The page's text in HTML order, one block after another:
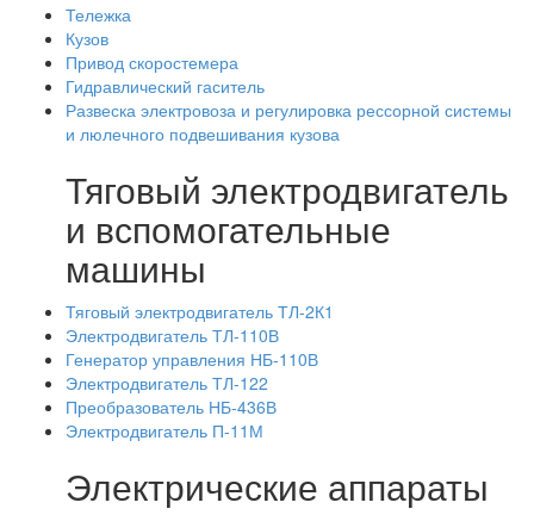
Тележка
Кузов
Привод скоростемера
Гидравлический гаситель
Развеска электровоза и регулировка рессорной системы
и люлечного подвешивания кузова
Тяговый электродвигатель
и вспомогательные
машины
Тяговый электродвигатель ТЛ-2К1
Электродвигатель ТЛ-110В
Генератор управления НБ-110В
Электродвигатель ТЛ-122
Преобразователь НБ-436В
Электродвигатель П-11М
Электрические аппараты